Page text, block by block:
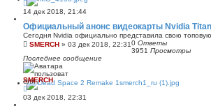
14 дек 2018, 21:44
Официальный анонс видеокарты Nvidia
Сегодня Nvidia официально представила свою
SMERCH » 03 дек 2018, 22:310 Ответы
3951 Просмотры
Последнее сообщение
SMERCH
03 дек 2018, 22:31